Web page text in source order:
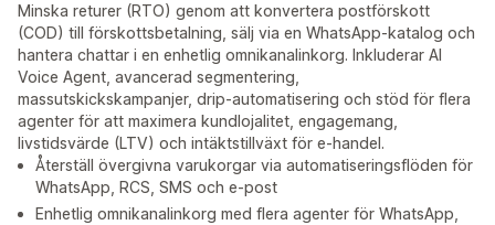
Minska returer (RTO) genom att konvertera postförskott
(COD) till förskottsbetalning, sälj via en WhatsApp-katalog och
hantera chattar i en enhetlig omnikanalinkorg. Inkluderar AI
Voice Agent, avancerad segmentering,
massutskickskampanjer, drip-automatisering och stöd för flera
agenter för att maximera kundlojalitet, engagemang,
livstidsvärde (LTV) och intäktstillväxt för e-handel.
Återställ övergivna varukorgar via automatiseringsflöden för
WhatsApp, RCS, SMS och e-post
Enhetlig omnikanalinkorg med flera agenter för WhatsApp,